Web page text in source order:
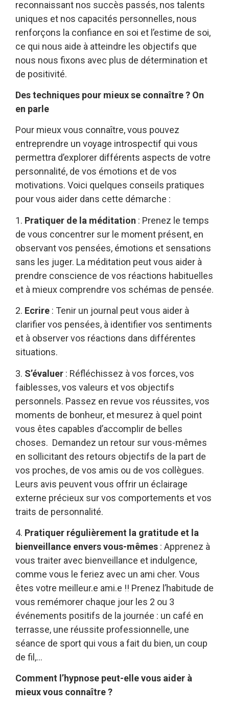
reconnaissant nos succès passés, nos talents
uniques et nos capacités personnelles, nous
renforçons la confiance en soi et l’estime de soi,
ce qui nous aide à atteindre les objectifs que
nous nous fixons avec plus de détermination et
de positivité.
Des techniques pour mieux se connaître ? On
en parle
Pour mieux vous connaître, vous pouvez
entreprendre un voyage introspectif qui vous
permettra d’explorer différents aspects de votre
personnalité, de vos émotions et de vos
motivations. Voici quelques conseils pratiques
pour vous aider dans cette démarche :
1. Pratiquer de la méditation : Prenez le temps
de vous concentrer sur le moment présent, en
observant vos pensées, émotions et sensations
sans les juger. La méditation peut vous aider à
prendre conscience de vos réactions habituelles
et à mieux comprendre vos schémas de pensée.
2. Ecrire : Tenir un journal peut vous aider à
clarifier vos pensées, à identifier vos sentiments
et à observer vos réactions dans différentes
situations.
3. S’évaluer : Réfléchissez à vos forces, vos
faiblesses, vos valeurs et vos objectifs
personnels. Passez en revue vos réussites, vos
moments de bonheur, et mesurez à quel point
vous êtes capables d’accomplir de belles
choses. Demandez un retour sur vous-mêmes
en sollicitant des retours objectifs de la part de
vos proches, de vos amis ou de vos collègues.
Leurs avis peuvent vous offrir un éclairage
externe précieux sur vos comportements et vos
traits de personnalité.
4. Pratiquer régulièrement la gratitude et la
bienveillance envers vous-mêmes : Apprenez à
vous traiter avec bienveillance et indulgence,
comme vous le feriez avec un ami cher. Vous
êtes votre meilleur.e ami.e !! Prenez l’habitude de
vous remémorer chaque jour les 2 ou 3
événements positifs de la journée : un café en
terrasse, une réussite professionnelle, une
séance de sport qui vous a fait du bien, un coup
de fil,…
Comment l’hypnose peut-elle vous aider à
mieux vous connaître ?